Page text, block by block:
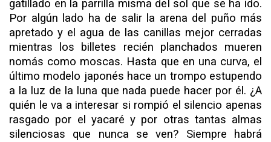
gatillado en la parrilla misma del sol que se ha ido.
Por algún lado ha de salir la arena del puño más
apretado y el agua de las canillas mejor cerradas
mientras los billetes recién planchados mueren
nomás como moscas. Hasta que en una curva, el
último mo­delo japonés hace un trompo estupendo
a la luz de la luna que nada puede hacer por él. ¿A
quién le va a interesar si rompió el silencio apenas
rasgado por el yacaré y por otras tantas almas
silenciosas que nunca se ven? Siempre habrá